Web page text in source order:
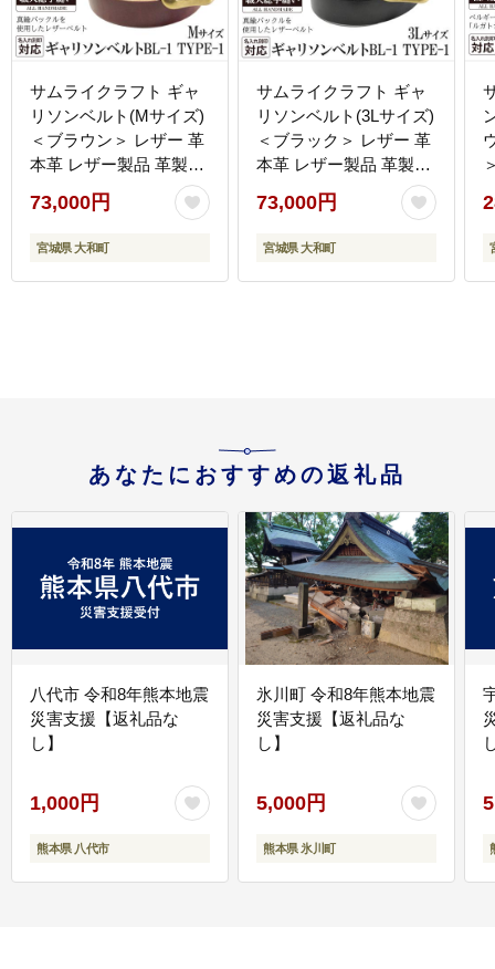
サムライクラフト ギャ
リソンベルト(Mサイズ)
＜ブラウン＞ レザー 革
本革 レザー製品 革製品
本格 ギフト 名入れ 日本
製 手縫い ハンドメイド
ファッション メンズ 小
会社Stand Field】ta285-
73,000円
宮城県 大和町
サムライクラフト ギャ
リソンベルト(3Lサイズ)
＜ブラック＞ レザー 革
本革 レザー製品 革製品
本格 ギフト 名入れ 日本
製 手縫い ハンドメイド
ファッション メンズ 小
会社Stand Field】ta285-
73,000円
宮城県 大和町
あなたにおすすめの返礼品
八代市 令和8年熊本地震
災害支援【返礼品な
し】
1,000円
熊本県 八代市
氷川町 令和8年熊本地震
災害支援【返礼品な
し】
5,000円
熊本県 氷川町